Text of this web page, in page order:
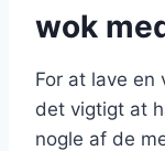
wok
For at lave en
det vigtigt at
nogle af de